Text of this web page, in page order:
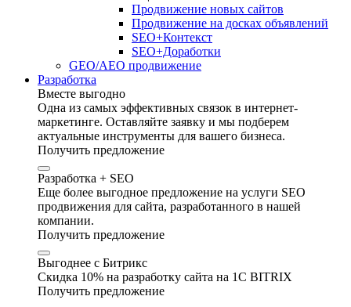
Продвижение новых сайтов
Продвижение на досках объявлений
SEO+Контекст
SEO+Доработки
GEO/AEO продвижение
Разработка
Вместе выгодно
Одна из самых эффективных связок в интернет-
маркетинге. Оставляйте заявку и мы подберем
актуальные инструменты для вашего бизнеса.
Получить предложение
Разработка + SEO
Еще более выгодное предложение на услуги SEO
продвижения для сайта, разработанного в нашей
компании.
Получить предложение
Выгоднее с Битрикс
Скидка 10% на разработку сайта на 1C BITRIX
Получить предложение